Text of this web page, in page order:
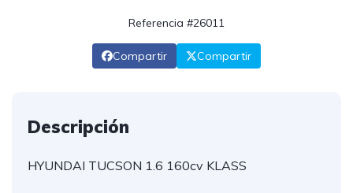
Referencia #26011
Compartir Compartir
Descripción
HYUNDAI TUCSON 1.6 160cv KLASS